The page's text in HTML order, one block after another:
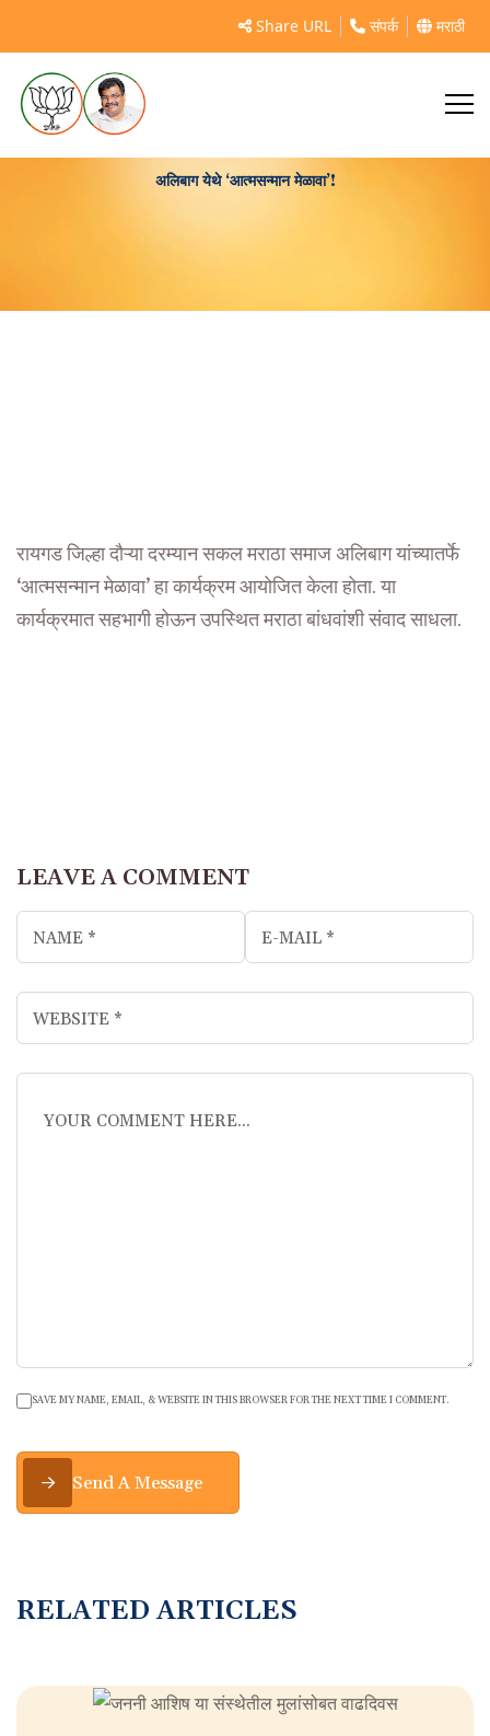
Share URL संपर्क मराठी
अलिबाग येथे ‘आत्मसन्मान मेळावा’!
रायगड जिल्हा दौऱ्या दरम्यान सकल मराठा समाज अलिबाग यांच्यातर्फे
‘आत्मसन्मान मेळावा’ हा कार्यक्रम आयोजित केला होता. या
कार्यक्रमात सहभागी होऊन उपस्थित मराठा बांधवांशी संवाद साधला.
LEAVE A COMMENT
SAVE MY NAME, EMAIL, & WEBSITE IN THIS BROWSER FOR THE NEXT TIME I COMMENT.
Send A Message
RELATED ARTICLES